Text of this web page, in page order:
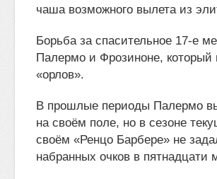
чаша возможного вылета из
Борьба за спасительное 17-е
Палермо и Фрозиноне, который
«орлов».
В прошлые периоды Палермо
на своём поле, но в сезоне
своём «Ренцо Барбере» не
набранных очков в пятнадцати